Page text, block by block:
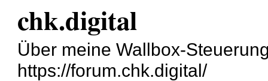
chk.digital
Über meine Wallbox-
https://forum.chk.digital/